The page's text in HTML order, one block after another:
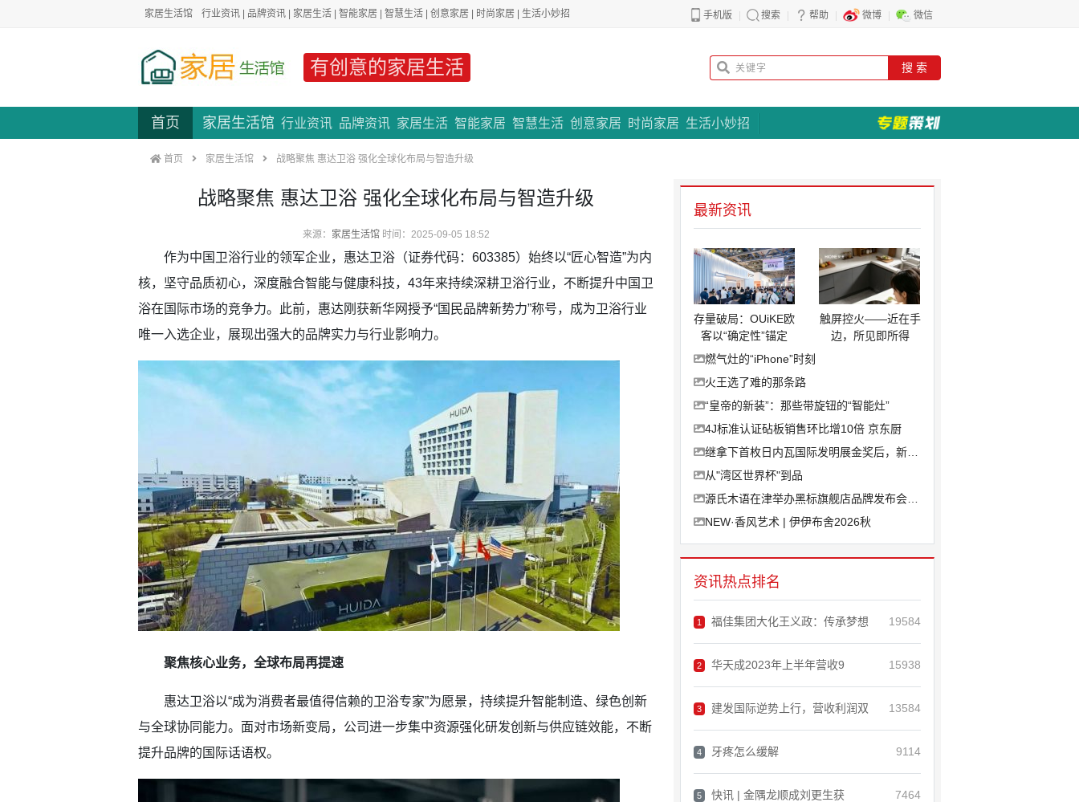
家居生活馆 行业资讯 | 品牌资讯 | 家居生活 | 智能家居 | 智慧生活 | 创意家居 | 时尚家居 | 生活小妙招 手机版 搜索 帮助 微博 微信
有创意的家居生活 搜 索
首页 家居生活馆 行业资讯 品牌资讯 家居生活 智能家居 智慧生活 创意家居 时尚家居 生活小妙招
专题策划
首页 家居生活馆 战略聚焦 惠达卫浴 强化全球化布局与智造升级
战略聚焦 惠达卫浴 强化全球化布局与智造升级
来源： 家居生活馆时间：2025-09-05 18:52
作为中国卫浴行业的领军企业，惠达卫浴（证券代码：603385）始终以“匠心智造”为内
核，坚守品质初心，深度融合智能与健康科技，43年来持续深耕卫浴行业，不断提升中国卫
浴在国际市场的竞争力。此前，惠达刚获新华网授予“国民品牌新势力”称号，成为卫浴行业
唯一入选企业，展现出强大的品牌实力与行业影响力。
聚焦核心业务，全球布局再提速
惠达卫浴以“成为消费者最值得信赖的卫浴专家”为愿景，持续提升智能制造、绿色创新
与全球协同能力。面对市场新变局，公司进一步集中资源强化研发创新与供应链效能，不断
提升品牌的国际话语权。
最新资讯
存量破局：OUiKE欧
客以“确定性”锚定
触屏控火——近在手
边，所见即所得
燃气灶的“iPhone”时刻
火王选了难的那条路
“皇帝的新装”：那些带旋钮的“智能灶”
4J标准认证砧板销售环比增10倍 京东厨
继拿下首枚日内瓦国际发明展金奖后，新港斩
从"湾区世界杯"到品
源氏木语在津举办黑标旗舰店品牌发布会，“
NEW·香风艺术 | 伊伊布舍2026秋
资讯热点排名
1 福佳集团大化王义政：传承梦想 19584
2 华天成2023年上半年营收9 15938
3 建发国际逆势上行，营收利润双 13584
4 牙疼怎么缓解 9114
5 快讯 | 金隅龙顺成刘更生获 7464